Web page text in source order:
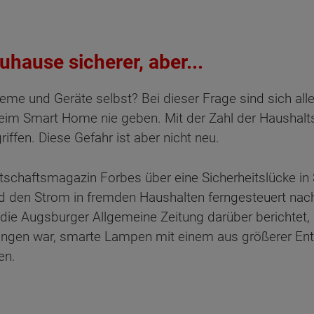
sicherer, aber...
und Geräte selbst? Bei dieser Frage sind sich
Smart Home nie geben. Mit der Zahl der
Diese Gefahr ist aber nicht neu.
Forbes über eine Sicherheitslücke
den Strom in fremden Haushalten ferngesteuert
Augsburger Allgemeine Zeitung darüber
war, smarte Lampen mit einem aus größerer